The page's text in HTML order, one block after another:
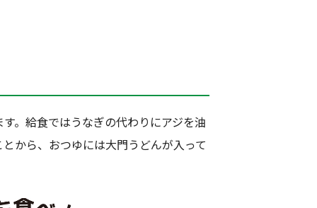
。給食ではうなぎの代わりにアジを油
から、おつゆには大門うどんが入って